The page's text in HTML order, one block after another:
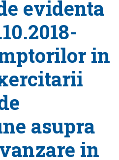
evidenta
in
asupra
in